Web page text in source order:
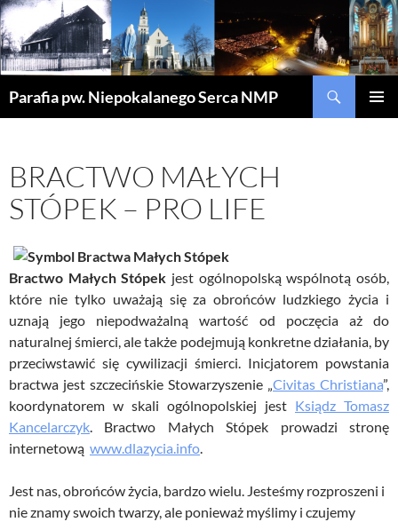
Parafia pw. Niepokalanego Serca NMP
BRACTWO MAŁYCH
STÓPEK – PRO LIFE
Bractwo Małych Stópek jest ogólnopolską wspólnotą osób,
które nie tylko uważają się za obrońców ludzkiego życia i
uznają jego niepodważalną wartość od poczęcia aż do
naturalnej śmierci, ale także podejmują konkretne działania, by
przeciwstawić się cywilizacji śmierci. Inicjatorem powstania
bractwa jest szczecińskie Stowarzyszenie „Civitas Christiana”,
koordynatorem w skali ogólnopolskiej jest Ksiądz Tomasz
Kancelarczyk. Bractwo Małych Stópek prowadzi stronę
internetową www.dlazycia.info.
Jest nas, obrońców życia, bardzo wielu. Jesteśmy rozproszeni i
nie znamy swoich twarzy, ale ponieważ myślimy i czujemy